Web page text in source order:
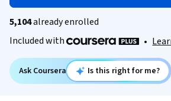
5,104already enrolled
Included with
•
Ask Coursera Is this right for me?